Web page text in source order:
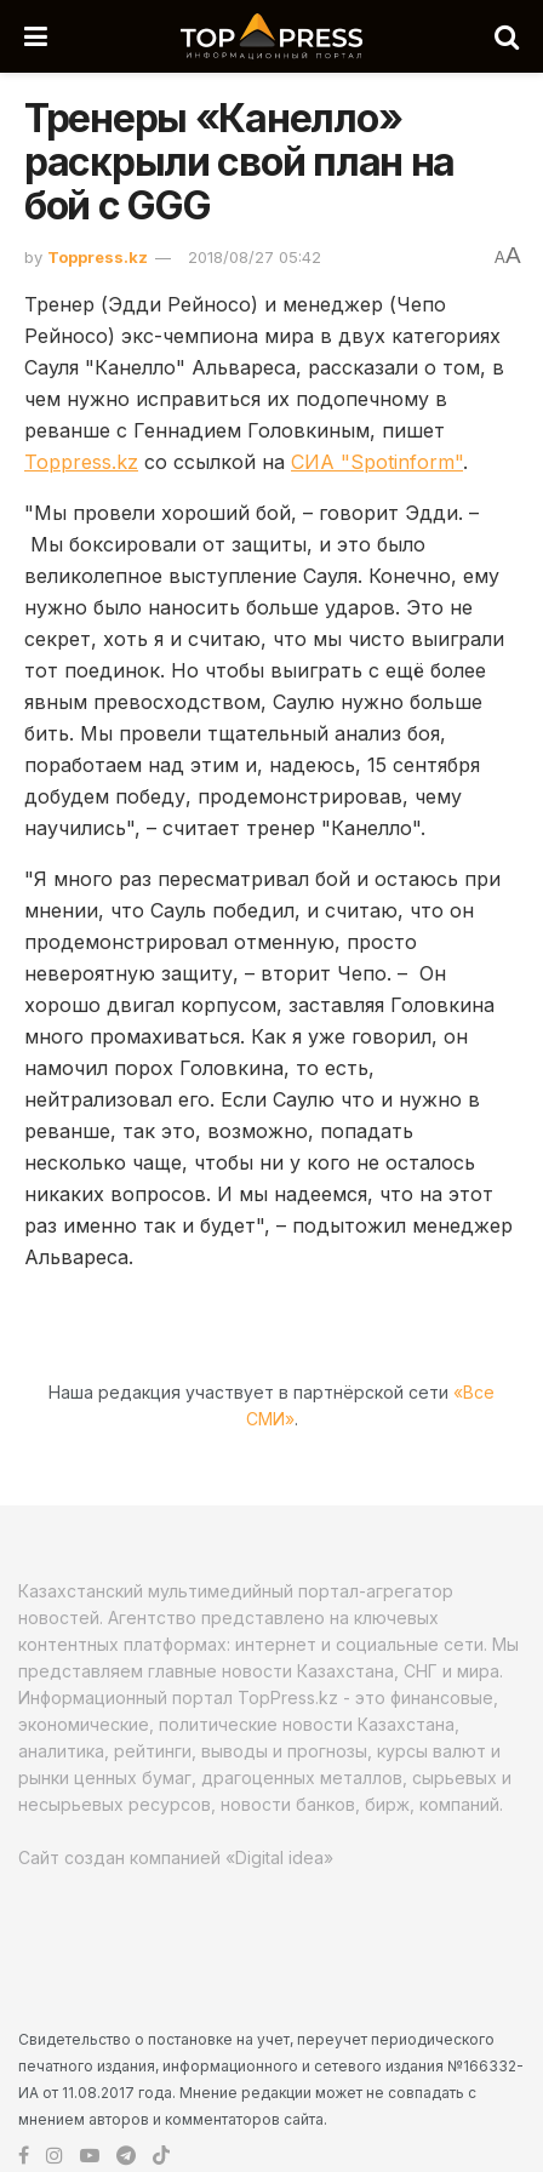
Тренеры «Канелло»
раскрыли свой план на
бой с GGG
by Toppress.kz 2018/08/27 05:42 AA
Тренер (Эдди Рейносо) и менеджер (Чепо
Рейносо) экс-чемпиона мира в двух категориях
Сауля "Канелло" Альвареса, рассказали о том, в
чем нужно исправиться их подопечному в
реванше с Геннадием Головкиным, пишет
Toppress.kz со ссылкой на СИА "Spotinform".
"Мы провели хороший бой, – говорит Эдди. –
Мы боксировали от защиты, и это было
великолепное выступление Сауля. Конечно, ему
нужно было наносить больше ударов. Это не
секрет, хоть я и считаю, что мы чисто выиграли
тот поединок. Но чтобы выиграть с ещё более
явным превосходством, Саулю нужно больше
бить. Мы провели тщательный анализ боя,
поработаем над этим и, надеюсь, 15 сентября
добудем победу, продемонстрировав, чему
научились", – считает тренер "Канелло".
"Я много раз пересматривал бой и остаюсь при
мнении, что Сауль победил, и считаю, что он
продемонстрировал отменную, просто
невероятную защиту, – вторит Чепо. – Он
хорошо двигал корпусом, заставляя Головкина
много промахиваться. Как я уже говорил, он
намочил порох Головкина, то есть,
нейтрализовал его. Если Саулю что и нужно в
реванше, так это, возможно, попадать
несколько чаще, чтобы ни у кого не осталось
никаких вопросов. И мы надеемся, что на этот
раз именно так и будет", – подытожил менеджер
Альвареса.
Наша редакция участвует в партнёрской сети «Все
СМИ».
Казахстанский мультимедийный портал-агрегатор
новостей. Агентство представлено на ключевых
контентных платформах: интернет и социальные сети. Мы
представляем главные новости Казахстана, СНГ и мира.
Информационный портал TopPress.kz - это финансовые,
экономические, политические новости Казахстана,
аналитика, рейтинги, выводы и прогнозы, курсы валют и
рынки ценных бумаг, драгоценных металлов, сырьевых и
несырьевых ресурсов, новости банков, бирж, компаний.
Сайт создан компанией «Digital idea»
Свидетельство о постановке на учет, переучет периодического
печатного издания, информационного и сетевого издания №166332-
ИА от 11.08.2017 года. Мнение редакции может не совпадать с
мнением авторов и комментаторов сайта.